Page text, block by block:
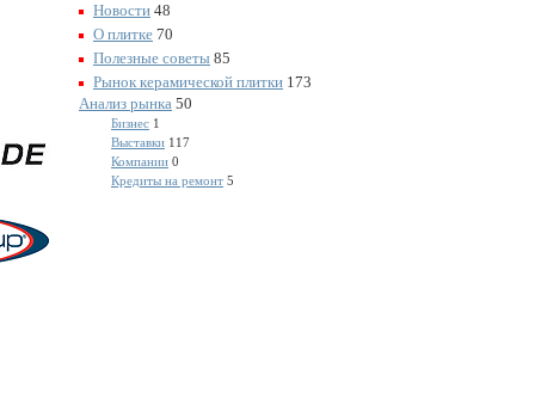
Новости 48
О плитке 70
Полезные советы 85
Рынок керамической плитки 173
Анализ рынка 50
Бизнес 1
Выставки 117
Компании 0
Кредиты на ремонт 5